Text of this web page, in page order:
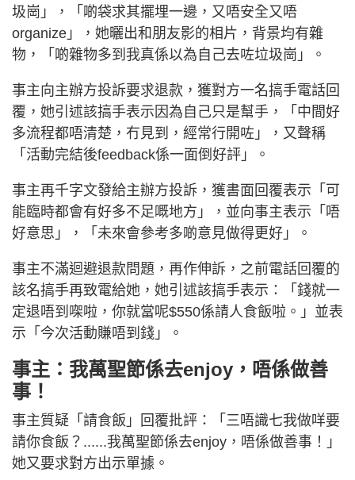
圾崗」，「啲袋求其擺埋一邊，又唔安全又唔
organize」，她曬出和朋友影的相片，背景均有雜
物，「啲雜物多到我真係以為自己去咗垃圾崗」。
事主向主辦方投訴要求退款，獲對方一名搞手電話回
覆，她引述該搞手表示因為自己只是幫手，「中間好
多流程都唔清楚，冇見到，經常行開咗」，又聲稱
「活動完結後feedback係一面倒好評」。
事主再千字文發給主辦方投訴，獲書面回覆表示「可
能臨時都會有好多不足嘅地方」，並向事主表示「唔
好意思」，「未來會參考多啲意見做得更好」。
事主不滿迴避退款問題，再作伸訴，之前電話回覆的
該名搞手再致電給她，她引述該搞手表示：「錢就一
定退唔到㗎啦，你就當呢$550係請人食飯啦。」並表
示「今次活動賺唔到錢」。
事主：我萬聖節係去enjoy，唔係做善
事！
事主質疑「請食飯」回覆批評：「三唔識七我做咩要
請你食飯？......我萬聖節係去enjoy，唔係做善事！」
她又要求對方出示單據。